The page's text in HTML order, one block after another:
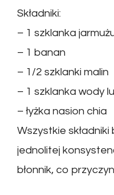
Składniki:
– 1 szklanka
– 1 banan
– 1/2 szklanki malin
– 1 szklanka wody
– łyżka nasion chia
Wszystkie
jednolitej
błonnik, co